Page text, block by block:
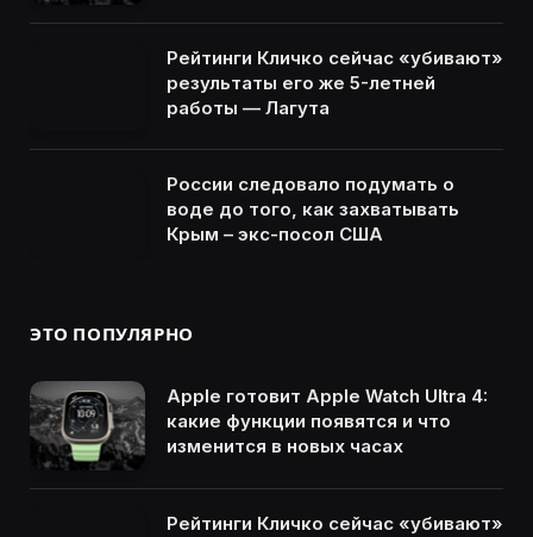
Рейтинги Кличко сейчас «убивают»
результаты его же 5-летней
работы — Лагута
России следовало подумать о
воде до того, как захватывать
Крым – экс-посол США
ЭТО ПОПУЛЯРНО
Apple готовит Apple Watch Ultra 4:
какие функции появятся и что
изменится в новых часах
Рейтинги Кличко сейчас «убивают»